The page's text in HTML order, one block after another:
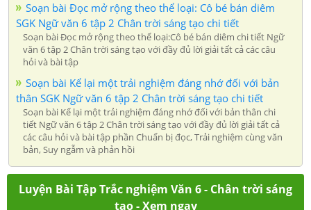
Soạn bài Đọc mở rộng theo thể loại: Cô bé bán diêm
SGK Ngữ văn 6 tập 2 Chân trời sáng tạo chi tiết
Soạn bài Đọc mở rộng theo thể loại:Cô bé bán diêm chi tiết Ngữ
văn 6 tập 2 Chân trời sáng tạo với đầy đủ lời giải tất cả các câu
hỏi và bài tập
Soạn bài Kể lại một trải nghiệm đáng nhớ đối với bản
thân SGK Ngữ văn 6 tập 2 Chân trời sáng tạo chi tiết
Soạn bài Kể lại một trải nghiệm đáng nhớ đối với bản thân chi
tiết Ngữ văn 6 tập 2 Chân trời sáng tạo với đầy đủ lời giải tất cả
các câu hỏi và bài tập phần Chuẩn bị đọc, Trải nghiệm cùng văn
bản, Suy ngẫm và phản hồi
Luyện Bài Tập Trắc nghiệm Văn 6 - Chân trời sáng
tạo - Xem ngay